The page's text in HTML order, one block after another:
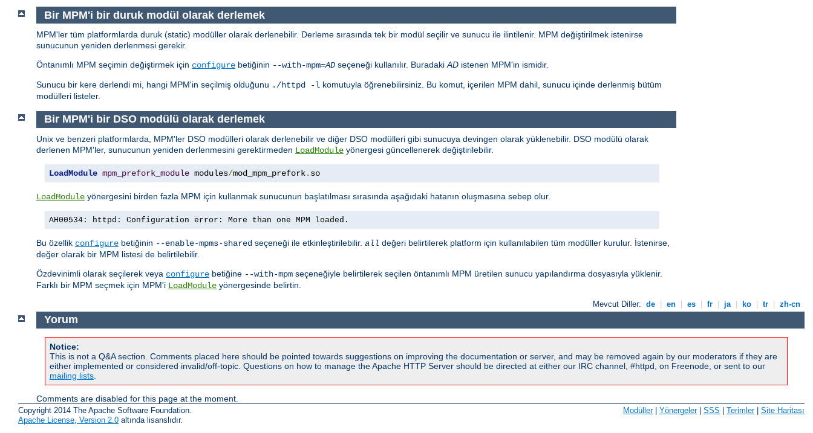
Bir MPM'i bir duruk modül olarak derlemek
MPM'ler tüm platformlarda duruk (static) modüller olarak derlenebilir. Derleme sırasında tek bir modül seçilir ve sunucu ile ilintilenir. MPM değiştirilmek istenirse
sunucunun yeniden derlenmesi gerekir.
Öntanımlı MPM seçimin değiştirmek için configure betiğinin --with-mpm=AD seçeneği kullanılır. BuradakiAD istenen MPM'in ismidir.
Sunucu bir kere derlendi mi, hangi MPM'in seçilmiş olduğunu ./httpd -l komutuyla öğrenebilirsiniz. Bu komut, içerilen MPM dahil, sunucu içinde derlenmiş bütüm
modülleri listeler.
Bir MPM'i bir DSO modülü olarak derlemek
Unix ve benzeri platformlarda, MPM'ler DSO modülleri olarak derlenebilir ve diğer DSO modülleri gibi sunucuya devingen olarak yüklenebilir. DSO modülü olarak
derlenen MPM'ler, sunucunun yeniden derlenmesini gerektirmeden LoadModule yönergesi güncellenerek değiştirilebilir.
LoadModule mpm_prefork_module modules/mod_mpm_prefork. so
LoadModule yönergesini birden fazla MPM için kullanmak sunucunun başlatılması sırasında aşağıdaki hatanın oluşmasına sebep olur.
AH00534: httpd: Configuration error: More than one MPM loaded.
Bu özellik configure betiğinin --enable-mpms-shared seçeneği ile etkinleştirilebilir. all değeri belirtilerek platform için kullanılabilen tüm modüller kurulur. İstenirse,
değer olarak bir MPM listesi de belirtilebilir.
Özdevinimli olarak seçilerek veya configure betiğine --with-mpm seçeneğiyle belirtilerek seçilen öntanımlı MPM üretilen sunucu yapılandırma dosyasıyla yüklenir.
Farklı bir MPM seçmek için MPM'i LoadModule yönergesinde belirtin.
Mevcut Diller: de en es fr ja ko tr zh-cn
Yorum
Notice:
This is not a Q&A section. Comments placed here should be pointed towards suggestions on improving the documentation or server, and may be removed again by our moderators if they are
either implemented or considered invalid/off-topic. Questions on how to manage the Apache HTTP Server should be directed at either our IRC channel, #httpd, on Freenode, or sent to our
mailing lists
Comments are disabled for this page at the moment.
Copyright 2014 The Apache Software Foundation.
Apache License, Version 2.0 altında lisanslıdır.
Modüller| Yönergeler| SSS | Terimler| Site Haritası